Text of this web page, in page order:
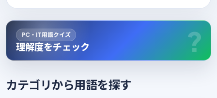
PC・IT用語クイズ
理解度をチェック
カテゴリから用語を探す